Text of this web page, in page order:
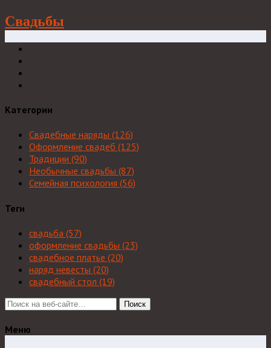
Свадьбы
Категории
Свадебные наряды (126)
Оформление свадеб (125)
Традиции (90)
Необычные свадьбы (87)
Семейная психология (56)
Теги
свадьба (57)
оформление свадьбы (23)
свадебное платье (20)
наряд невесты (20)
свадебный стол (19)
Поиск
Меню